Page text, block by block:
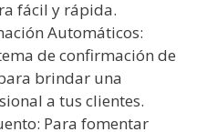
fácil y rápida.
Automáticos:
de confirmación de
brindar una
a tus clientes.
Para fomentar